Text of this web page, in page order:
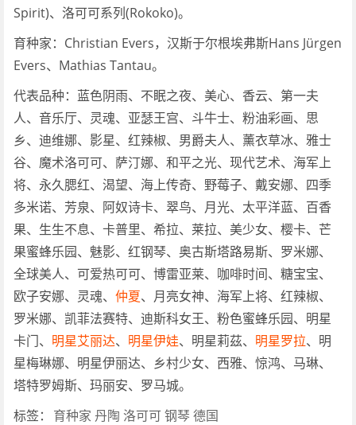
Spirit)、洛可可系列(Rokoko)。
育种家：Christian Evers，汉斯于尔根埃弗斯Hans Jürgen
Evers、Mathias Tantau。
代表品种：蓝色阴雨、不眠之夜、美心、香云、第一夫
人、音乐厅、灵魂、亚瑟王宫、斗牛士、粉油彩画、思
乡、迪维娜、影星、红辣椒、男爵夫人、薰衣草冰、雅士
谷、魔术洛可可、萨汀娜、和平之光、现代艺术、海军上
将、永久腮红、渴望、海上传奇、野莓子、戴安娜、四季
多米诺、芳泉、阿奴诗卡、翠鸟、月光、太平洋蓝、百香
果、生生不息、卡普里、希拉、莱拉、美少女、樱卡、芒
果蜜蜂乐园、魅影、红钢琴、奥古斯塔路易斯、罗米娜、
全球美人、可爱热可可、博雷亚莱、咖啡时间、糖宝宝、
欧子安娜、灵魂、 仲夏、月亮女神、海军上将、红辣椒、
罗米娜、凯菲法赛特、迪斯科女王、粉色蜜蜂乐园、明星
卡门、 明星艾丽达、 明星伊娃、明星莉茲、 明星罗拉、明
星梅琳娜、明星伊丽达、乡村少女、西雅、惊鸿、马琳、
塔特罗姆斯、玛丽安、罗马城。
标签：
育种家 丹陶 洛可可钢琴 德国